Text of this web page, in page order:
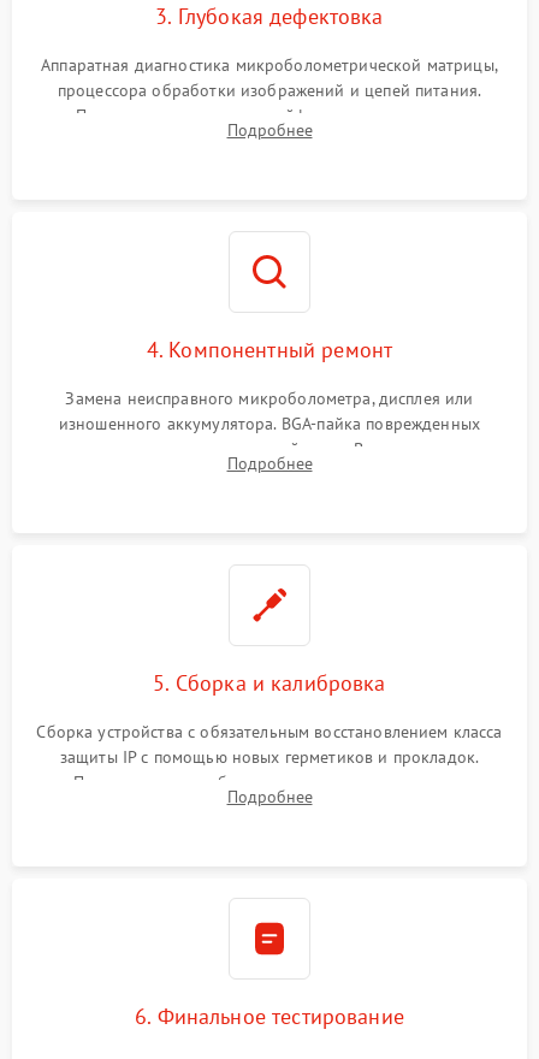
3. Глубокая дефектовка
Аппаратная диагностика микроболометрической матрицы,
процессора обработки изображений и цепей питания.
Проверка целостности шлейфов, модуля памяти и
интерфейсов связи. Выявление сгоревших SMD-компонентов
Подробнее
4. Компонентный ремонт
Замена неисправного микроболометра, дисплея или
изношенного аккумулятора. BGA-пайка поврежденных
контроллеров на материнской плате. Восстановление
разъемов и кнопок, замена поврежденных элементов
Подробнее
5. Сборка и калибровка
Сборка устройства с обязательным восстановлением класса
защиты IP с помощью новых герметиков и прокладок.
Программная калибровка матрицы по эталонному
абсолютно черному телу для точного измерения температур.
Подробнее
6. Финальное тестирование